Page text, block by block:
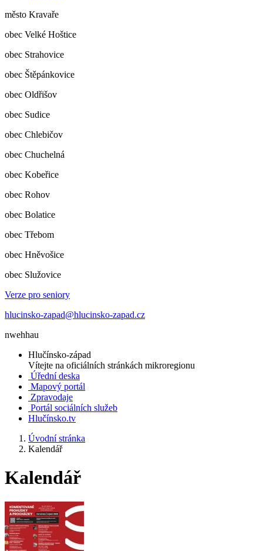
město Kravaře
obec Velké Hoštice
obec Strahovice
obec Štěpánkovice
obec Oldřišov
obec Sudice
obec Chlebičov
obec Chuchelná
obec Kobeřice
obec Rohov
obec Bolatice
obec Třebom
obec Hněvošice
obec Služovice
Verze pro seniory
hlucinsko-zapad@hlucinsko-zapad.cz
nwehhau
Hlučínsko-západ
Vítejte na oficiálních stránkách mikroregionu
Úřední deska
Mapový portál
Zpravodaje
Portál sociálních služeb
Hlučínsko.tv
Úvodní stránka
Kalendář
Kalendář